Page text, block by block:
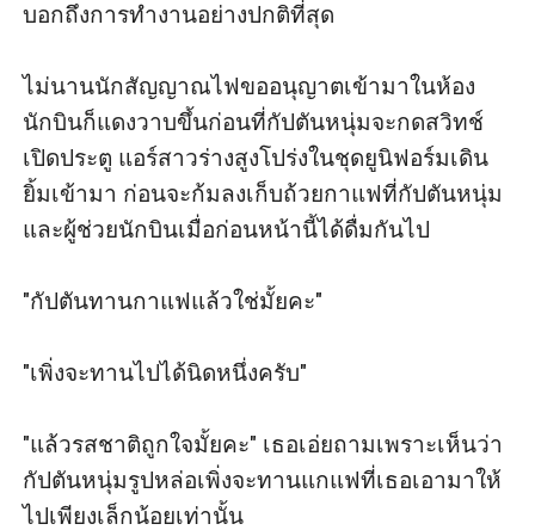
บอกถึงการทำงานอย่างปกติที่สุด
ไม่นานนักสัญญาณไฟขออนุญาตเข้ามาในห้อง
นักบินก็แดงวาบขึ้นก่อนที่กัปตันหนุ่มจะกดสวิทช์
เปิดประตู แอร์สาวร่างสูงโปร่งในชุดยูนิฟอร์มเดิน
ยิ้มเข้ามา ก่อนจะก้มลงเก็บถ้วยกาแฟที่กัปตันหนุ่ม
และผู้ช่วยนักบินเมื่อก่อนหน้านี้ได้ดื่มกันไป
"กัปตันทานกาแฟแล้วใช่มั้ยคะ"
"เพิ่งจะทานไปได้นิดหนึ่งครับ"
"แล้วรสชาติถูกใจมั้ยคะ" เธอเอ่ยถามเพราะเห็นว่า
กัปตันหนุ่มรูปหล่อเพิ่งจะทานแกแฟที่เธอเอามาให้
ไปเพียงเล็กน้อยเท่านั้น